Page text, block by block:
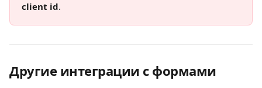
client id.
Другие интеграции с формами